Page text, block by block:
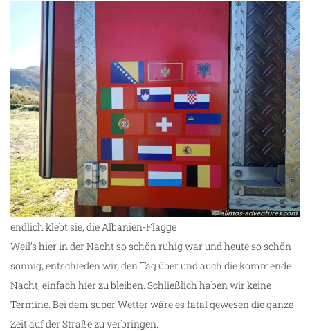
endlich klebt sie, die Albanien-Flagge
Weil’s hier in der Nacht so schön ruhig war und heute so schön
sonnig, entschieden wir, den Tag über und auch die kommende
Nacht, einfach hier zu bleiben. Schließlich haben wir keine
Termine. Bei dem super Wetter wäre es fatal gewesen die ganze
Zeit auf der Straße zu verbringen.